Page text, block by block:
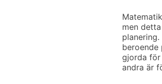
men
beroende
gjorda för
andra är